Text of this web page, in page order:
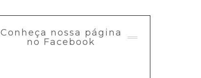
Conheça nossa página
no Facebook